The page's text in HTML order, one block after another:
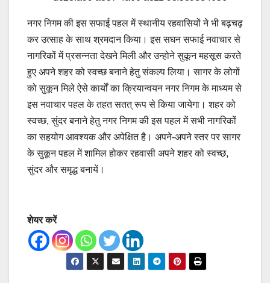
नगर निगम की इस सफाई पहल में स्थानीय रहवासियों ने भी बढ़चढ़
कर उत्साह के साथ श्रमदान किया। इस सघन सफाई नवाचार से
नागरिकों में प्रसन्नता देखने मिली और उन्होने सुकून महसूस करते
हुए अपने शहर को स्वच्छ बनाने हेतु संकल्प लिया। सागर के लोगों
को सुकून मिले ऐसे कार्यों का क्रियान्वयन नगर निगम के माध्यम से
इस नवाचार पहल के तहत सतत् रूप से किया जायेगा। शहर को
स्वच्छ, सुंदर बनाने हेतु नगर निगम की इस पहल में सभी नागरिकों
का सहयोग आवश्यक और अपेक्षित है। अपने-अपने स्तर पर सागर
के सुकून पहल में शामिल होकर रहवासी अपने शहर को स्वच्छ,
सुंदर और समृद्ध बनायें।
शेयर करें